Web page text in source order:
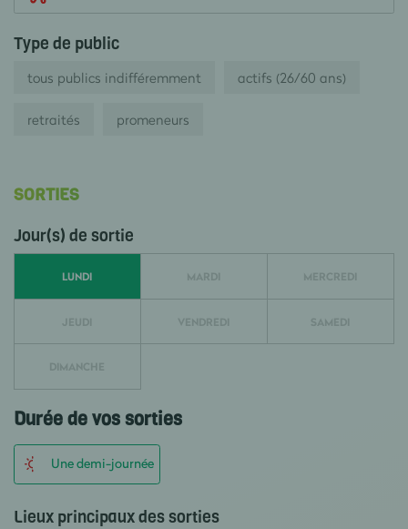
Type de public
tous publics indifféremment actifs (26/60 ans)
retraités promeneurs
SORTIES
Jour(s) de sortie
LUNDI MARDI MERCREDI
JEUDI VENDREDI SAMEDI
DIMANCHE
Durée de vos sorties
Une demi-journée
Lieux principaux des sorties